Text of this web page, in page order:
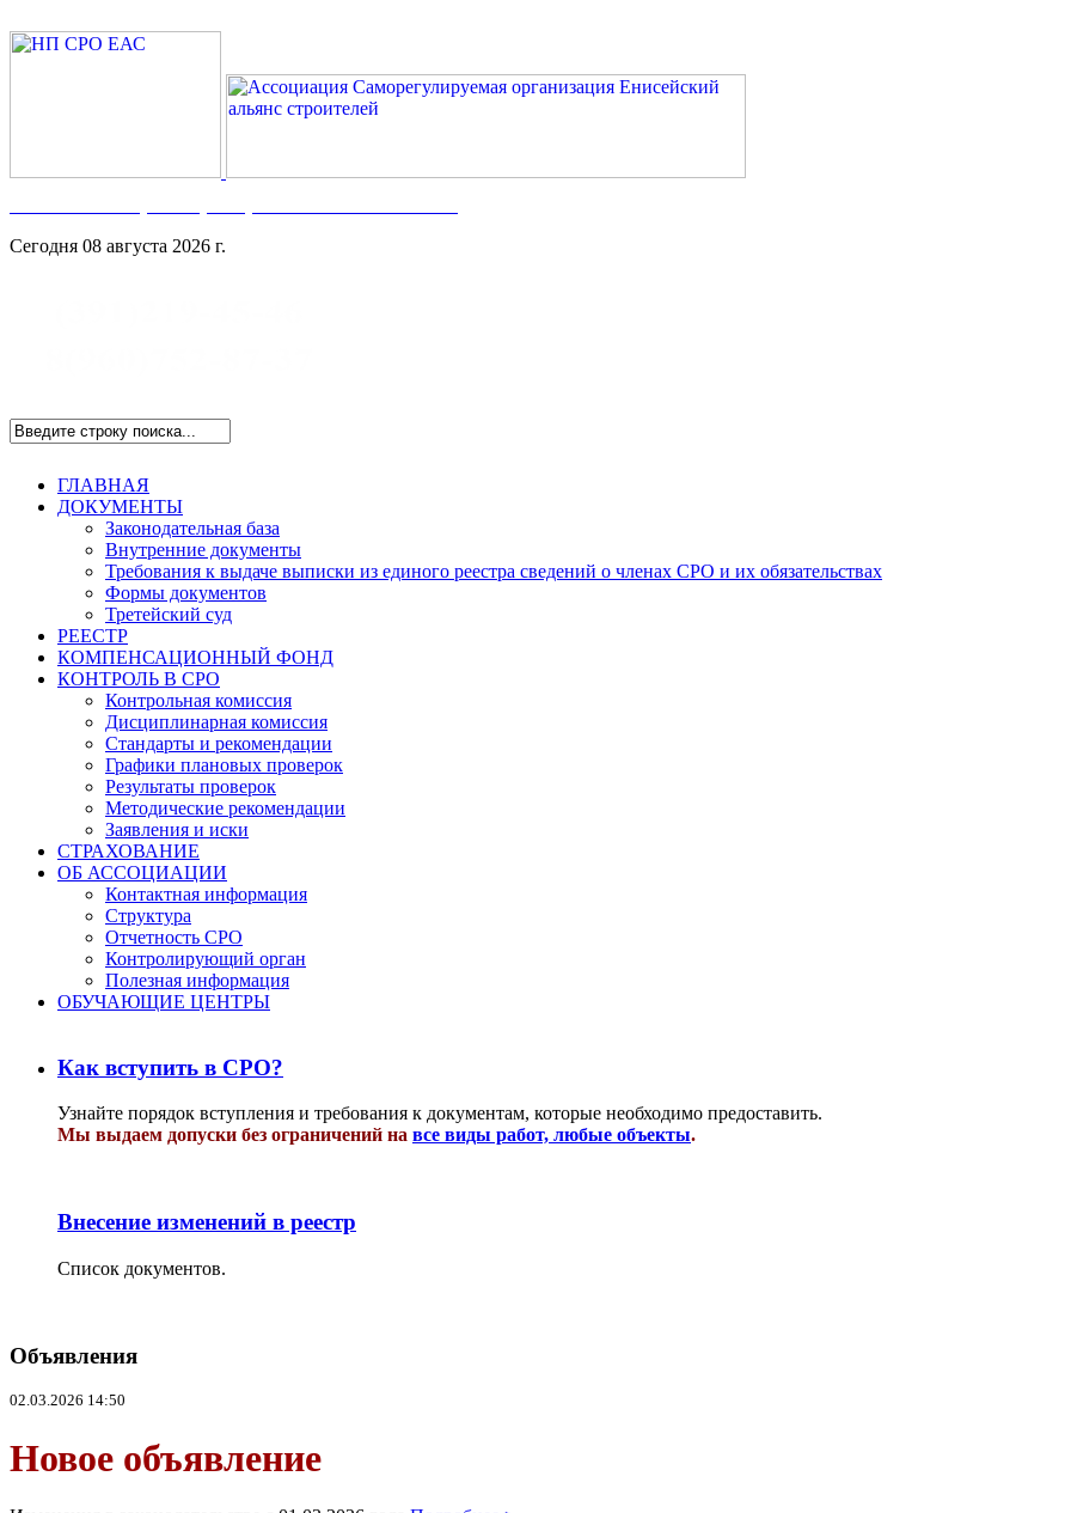
Сегодня 08 августа 2026 г.
ГЛАВНАЯ
ДОКУМЕНТЫ
Законодательная база
Внутренние документы
Требования к выдаче выписки из единого реестра сведений о членах СРО и их обязательствах
Формы документов
Третейский суд
РЕЕСТР
КОМПЕНСАЦИОННЫЙ ФОНД
КОНТРОЛЬ В СРО
Контрольная комиссия
Дисциплинарная комиссия
Стандарты и рекомендации
Графики плановых проверок
Результаты проверок
Методические рекомендации
Заявления и иски
СТРАХОВАНИЕ
ОБ АССОЦИАЦИИ
Контактная информация
Структура
Отчетность СРО
Контролирующий орган
Полезная информация
ОБУЧАЮЩИЕ ЦЕНТРЫ
Как вступить в СРО?
Узнайте порядок вступления и требования к документам, которые необходимо предоставить.
Мы выдаем допуски без ограничений на все виды работ, любые объекты.
Внесение изменений в реестр
Список документов.
Объявления
02.03.2026 14:50
Новое объявление